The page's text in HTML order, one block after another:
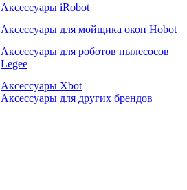
Аксессуары iRobot
Аксессуары для мойщика окон Hobot
Аксессуары для роботов пылесосов
Legee
Аксессуары Xbot
Аксессуары для других брендов